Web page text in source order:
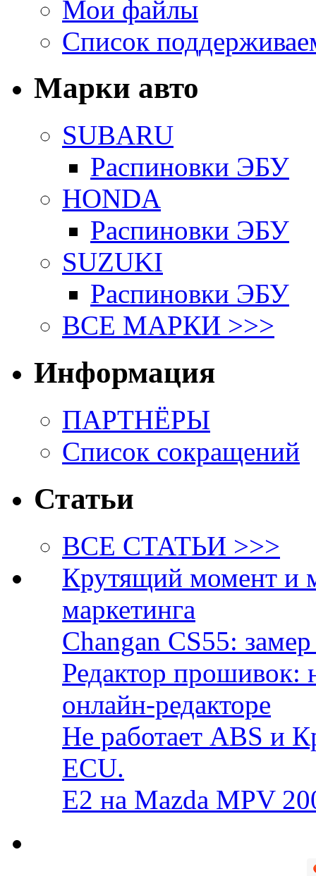
Мои файлы
Список
Марки авто
SUBARU
Распиновки ЭБУ
HONDA
Распиновки ЭБУ
SUZUKI
Распиновки ЭБУ
ВСЕ МАРКИ >>>
Информация
ПАРТНЁРЫ
Список сокращений
Статьи
ВСЕ СТАТЬИ >>>
Крутящий момент и
маркетинга
Changan CS55:
Редактор прошивок:
онлайн-редакторе
Не работает ABS и
ECU.
E2 на Mazda MPV